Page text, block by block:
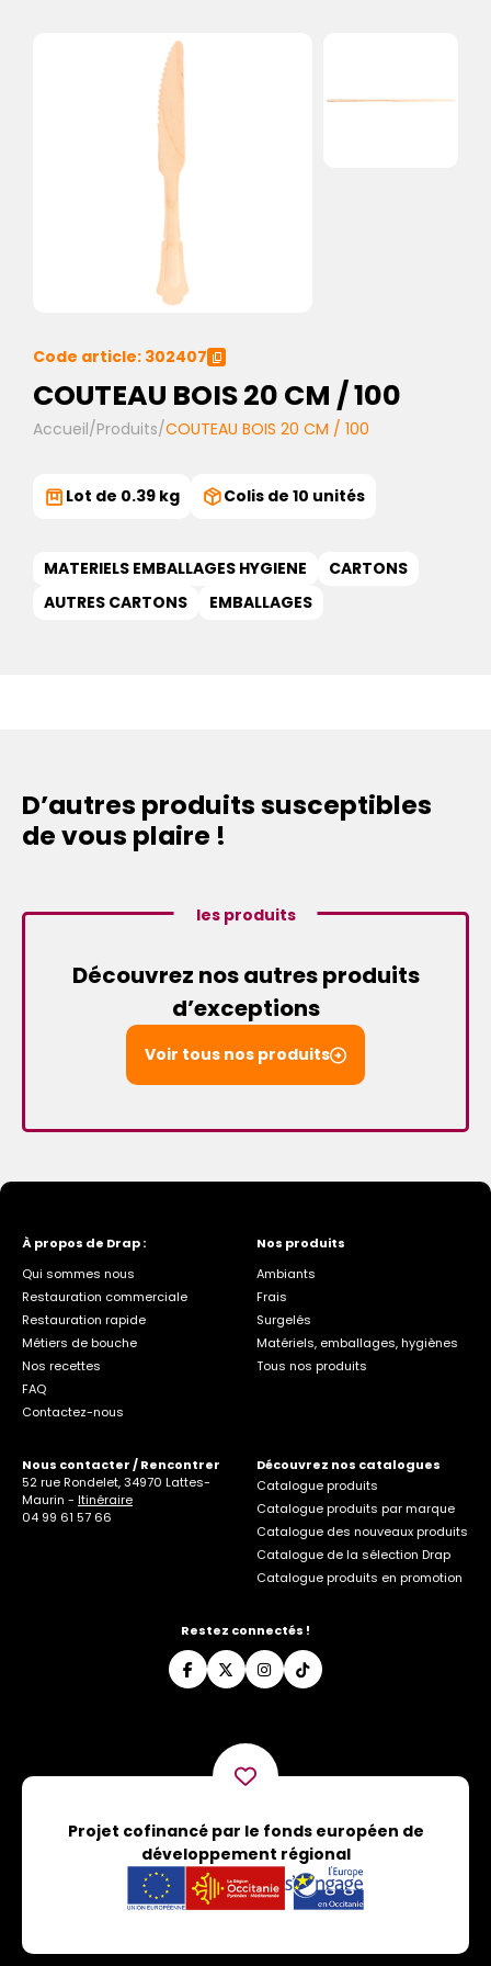
Code article: 302407
COUTEAU BOIS 20 CM / 100
Accueil/Produits/COUTEAU BOIS 20 CM / 100
Lot de 0.39 kg Colis de 10 unités
MATERIELS EMBALLAGES HYGIENE
CARTONS
AUTRES CARTONS
EMBALLAGES
D’autres produits susceptibles
de vous plaire !
les produits
Découvrez nos autres produits
d’exceptions
Voir tous nos produits
À propos de Drap :
Qui sommes nous
Restauration commerciale
Restauration rapide
Métiers de bouche
Nos recettes
FAQ
Contactez-nous
Nos produits
Ambiants
Frais
Surgelés
Matériels, emballages, hygiènes
Tous nos produits
Nous contacter / Rencontrer
52 rue Rondelet, 34970 Lattes-
Maurin - Itinéraire
04 99 61 57 66
Découvrez nos catalogues
Catalogue produits
Catalogue produits par marque
Catalogue des nouveaux produits
Catalogue de la sélection Drap
Catalogue produits en promotion
Restez connectés !
Projet cofinancé par le fonds européen de
développement régional